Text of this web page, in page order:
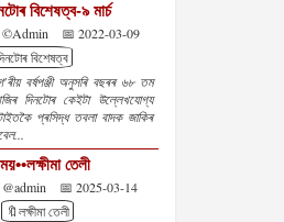
বিশেষত্ব-৯ মাৰ্চ
©Admin
📅 2022-03-09
বিশেষত্ব
বৰ্ষপঞ্জী অনুসৰি বছৰৰ ৬৮ তম
দিনটোৰ কেইটা উল্লেখযোগ্য
প্ৰসিদ্ধ তবলা বাদক জাকিৰ
তেলী
📅 2025-03-14
🔖লক্ষীমা তেলী